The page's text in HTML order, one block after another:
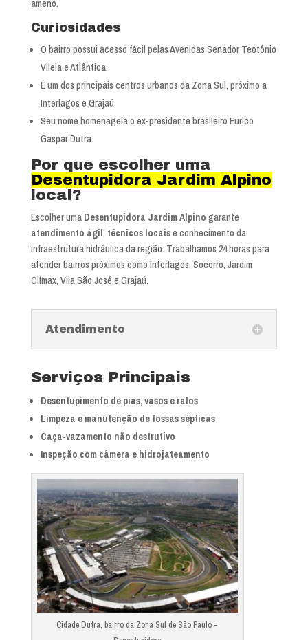
ameno.
Curiosidades
O bairro possui acesso fácil pelas Avenidas Senador Teotônio
Vilela e Atlântica.
É um dos principais centros urbanos da Zona Sul, próximo a
Interlagos e Grajaú.
Seu nome homenageia o ex-presidente brasileiro Eurico
Gaspar Dutra.
Por que escolher uma
Desentupidora Jardim Alpino
local?
Escolher uma Desentupidora Jardim Alpino garante
atendimento ágil, técnicos locaise conhecimento da
infraestrutura hidráulica da região. Trabalhamos 24 horas para
atender bairros próximos como Interlagos, Socorro, Jardim
Clímax, Vila São José e Grajaú.
Atendimento
Serviços Principais
Desentupimento de pias, vasos e ralos
Limpeza e manutenção de fossas sépticas
Caça-vazamento não destrutivo
Inspeção com câmera e hidrojateamento
Cidade Dutra, bairro da Zona Sul de São Paulo –